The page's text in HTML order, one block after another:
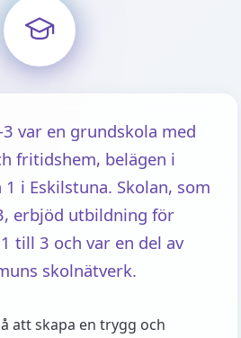
var en grundskola med
fritidshem, belägen i
i Eskilstuna. Skolan, som
erbjöd utbildning för
till 3 och var en del av
skolnätverk.
att skapa en trygg och